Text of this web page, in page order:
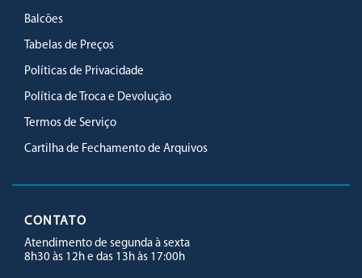
Balcões
Tabelas de Preços
Políticas de Privacidade
Política de Troca e Devolução
Termos de Serviço
Cartilha de Fechamento de Arquivos
CONTATO
Atendimento de segunda à sexta
8h30 às 12h e das 13h às 17:00h